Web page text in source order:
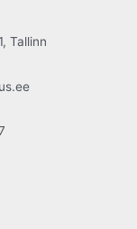
Tallinn